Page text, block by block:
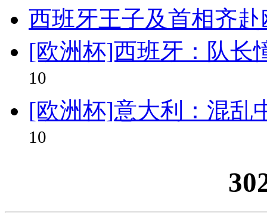
西班牙王子及首相齐
[欧洲杯]西班牙：队长
10
[欧洲杯]意大利：混乱
10